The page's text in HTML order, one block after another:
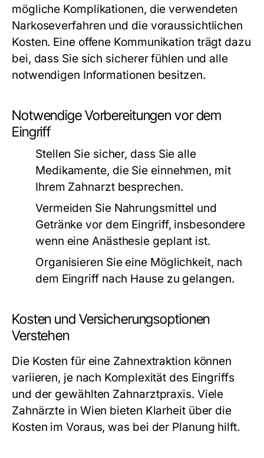
mögliche Komplikationen, die verwendeten
Narkoseverfahren und die voraussichtlichen
Kosten. Eine offene Kommunikation trägt dazu
bei, dass Sie sich sicherer fühlen und alle
notwendigen Informationen besitzen.
Notwendige Vorbereitungen vor dem
Eingriff
Stellen Sie sicher, dass Sie alle
Medikamente, die Sie einnehmen, mit
Ihrem Zahnarzt besprechen.
Vermeiden Sie Nahrungsmittel und
Getränke vor dem Eingriff, insbesondere
wenn eine Anästhesie geplant ist.
Organisieren Sie eine Möglichkeit, nach
dem Eingriff nach Hause zu gelangen.
Kosten und Versicherungsoptionen
Verstehen
Die Kosten für eine Zahnextraktion können
variieren, je nach Komplexität des Eingriffs
und der gewählten Zahnarztpraxis. Viele
Zahnärzte in Wien bieten Klarheit über die
Kosten im Voraus, was bei der Planung hilft.